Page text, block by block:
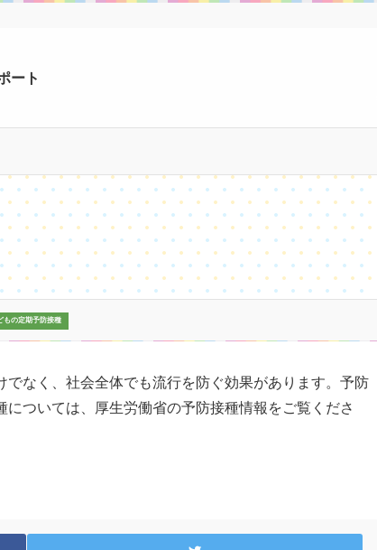
ート
もの定期予防接種
なく、社会全体でも流行を防ぐ効果があります。予防
ついては、厚生労働省の予防接種情報をご覧くださ